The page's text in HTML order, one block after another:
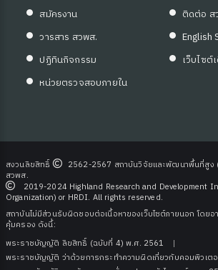
สมัครงาน
วารสาร สวพส.
ปฏิทินกิจกรรม
หน่วยตรวจสอบภายใน
ติดต่อ ส
English
เว็บไซ
สงวนลิขสิทธิ์
2562-2567 สถาบันวิจัยและพัฒนาพื้นที่สูง
สวพส.
2019-2024 Highland Research and Development
Organization) or HRDI. All rights reserved.
สถาบันไม่มีส่วนรับผิดชอบต่อเนื้อหาของเว็บไซต์ภายนอก โด
คุ้มครอง ดังนี้:
พระราชบัญญัติ ลิขสิทธิ์ (ฉบับที่ 4) พ.ศ. 2561
พระราชบัญญัติ ว่าด้วยการกระทําความผิดเกี่ยวกับคอมพิวเ